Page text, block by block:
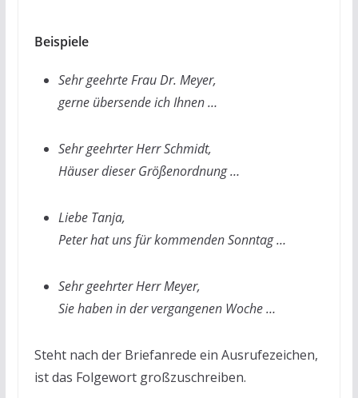
Beispiele
Sehr geehrte Frau Dr. Meyer,
gerne übersende ich Ihnen …
Sehr geehrter Herr Schmidt,
Häuser dieser Größenordnung …
Liebe Tanja,
Peter hat uns für kommenden Sonntag …
Sehr geehrter Herr Meyer,
Sie haben in der vergangenen Woche …
Steht nach der Briefanrede ein Ausrufezeichen,
ist das Folgewort großzuschreiben.